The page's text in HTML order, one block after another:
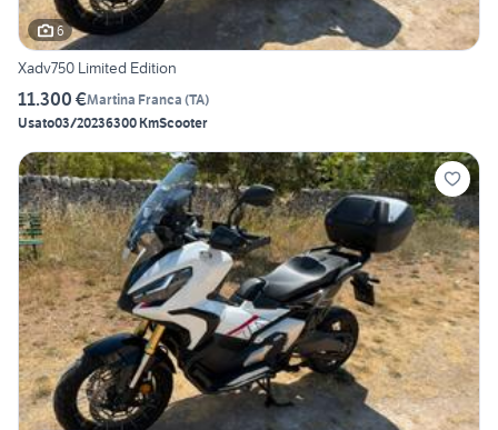
6
Xadv750 Limited Edition
11.300 €Martina Franca (TA)
Usato03/20236300 KmScooter